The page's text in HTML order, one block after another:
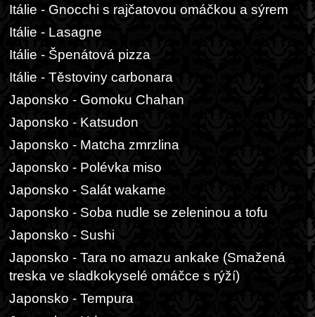
Itálie - Gnocchi s rajčatovou omáčkou a sýrem
Itálie - Lasagne
Itálie - Špenátová pizza
Itálie - Těstoviny carbonara
Japonsko - Gomoku Chahan
Japonsko - Katsudon
Japonsko - Matcha zmrzlina
Japonsko - Polévka miso
Japonsko - Salát wakame
Japonsko - Soba nudle se zeleninou a tofu
Japonsko - Sushi
Japonsko - Tara no amazu ankake (Smažená
treska ve sladkokyselé omáčce s rýží)
Japonsko - Tempura